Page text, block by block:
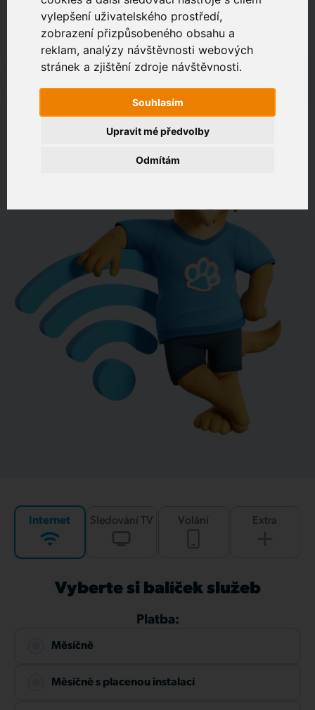
vylepšení uživatelského prostředí,
zobrazení přizpůsobeného obsahu a
reklam, analýzy návštěvnosti webových
stránek a zjištění zdroje návštěvnosti.
Souhlasím
Odmítám
Upravit mé předvolby
Zákaznický portál
Jak rychlé je připojení na vaší adrese?
Internet Sledování TV Volání Extra
Vyberte si balíček služeb
Platba:
Měsíčně
Měsíčně s placenou instalací